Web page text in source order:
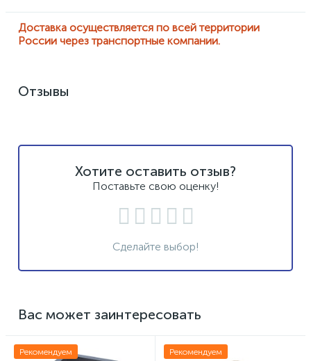
Доставка осуществляется по всей территории
России через транспортные компании.
Отзывы
Хотите оставить отзыв?
Поставьте свою оценку!
Сделайте выбор!
Вас может заинтересовать
Рекомендуем Рекомендуем